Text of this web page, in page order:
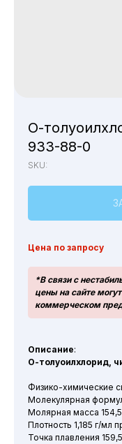
О-
933-88-0
SKU:
Цена по запросу
*В связи с
цены на сайте
коммерческом
Описание:
О-толуоилхлорид,
Физико-химические
Молекулярная
Молярная масса
Плотность 1,185 г/мл
Точка плавления